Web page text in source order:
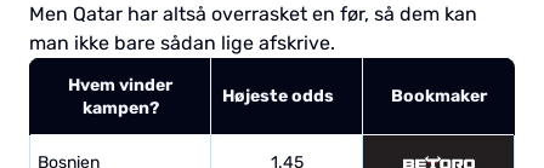
Men Qatar har altså overrasket en før, så dem kan
man ikke bare sådan lige afskrive.
Hvem vinder
kampen?
Højeste odds Bookmaker
Bosnien 1.45